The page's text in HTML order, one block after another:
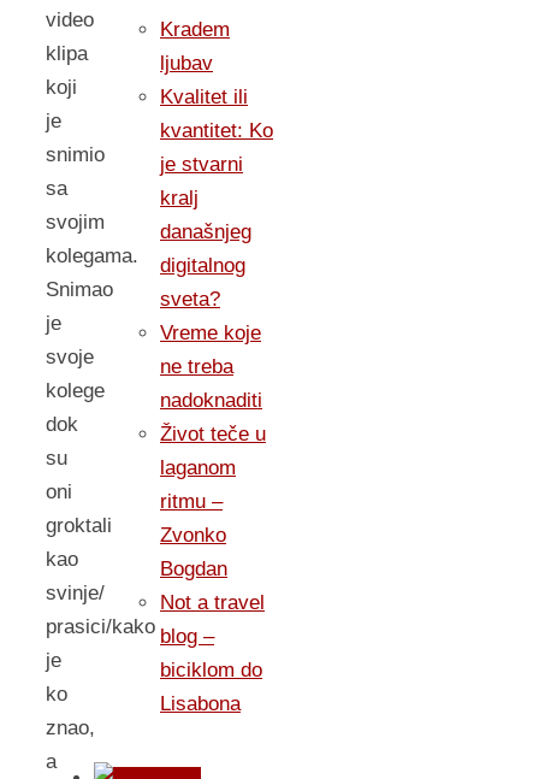
video
klipa
koji
je
snimio
sa
svojim
kolegama.
Snimao
je
svoje
kolege
dok
su
oni
groktali
kao
svinje/
prasici/kako
je
ko
znao,
a
Kradem
ljubav
Kvalitet ili
kvantitet: Ko
je stvarni
kralj
današnjeg
digitalnog
sveta?
Vreme koje
ne treba
nadoknaditi
Život teče u
laganom
ritmu –
Zvonko
Bogdan
Not a travel
blog –
biciklom do
Lisabona